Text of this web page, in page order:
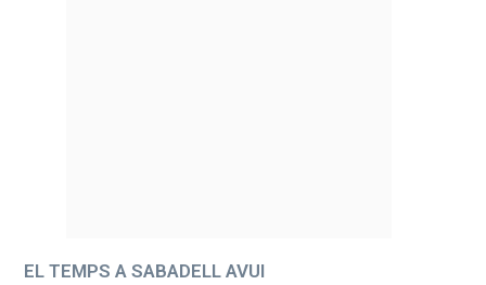
EL TEMPS A SABADELL AVUI